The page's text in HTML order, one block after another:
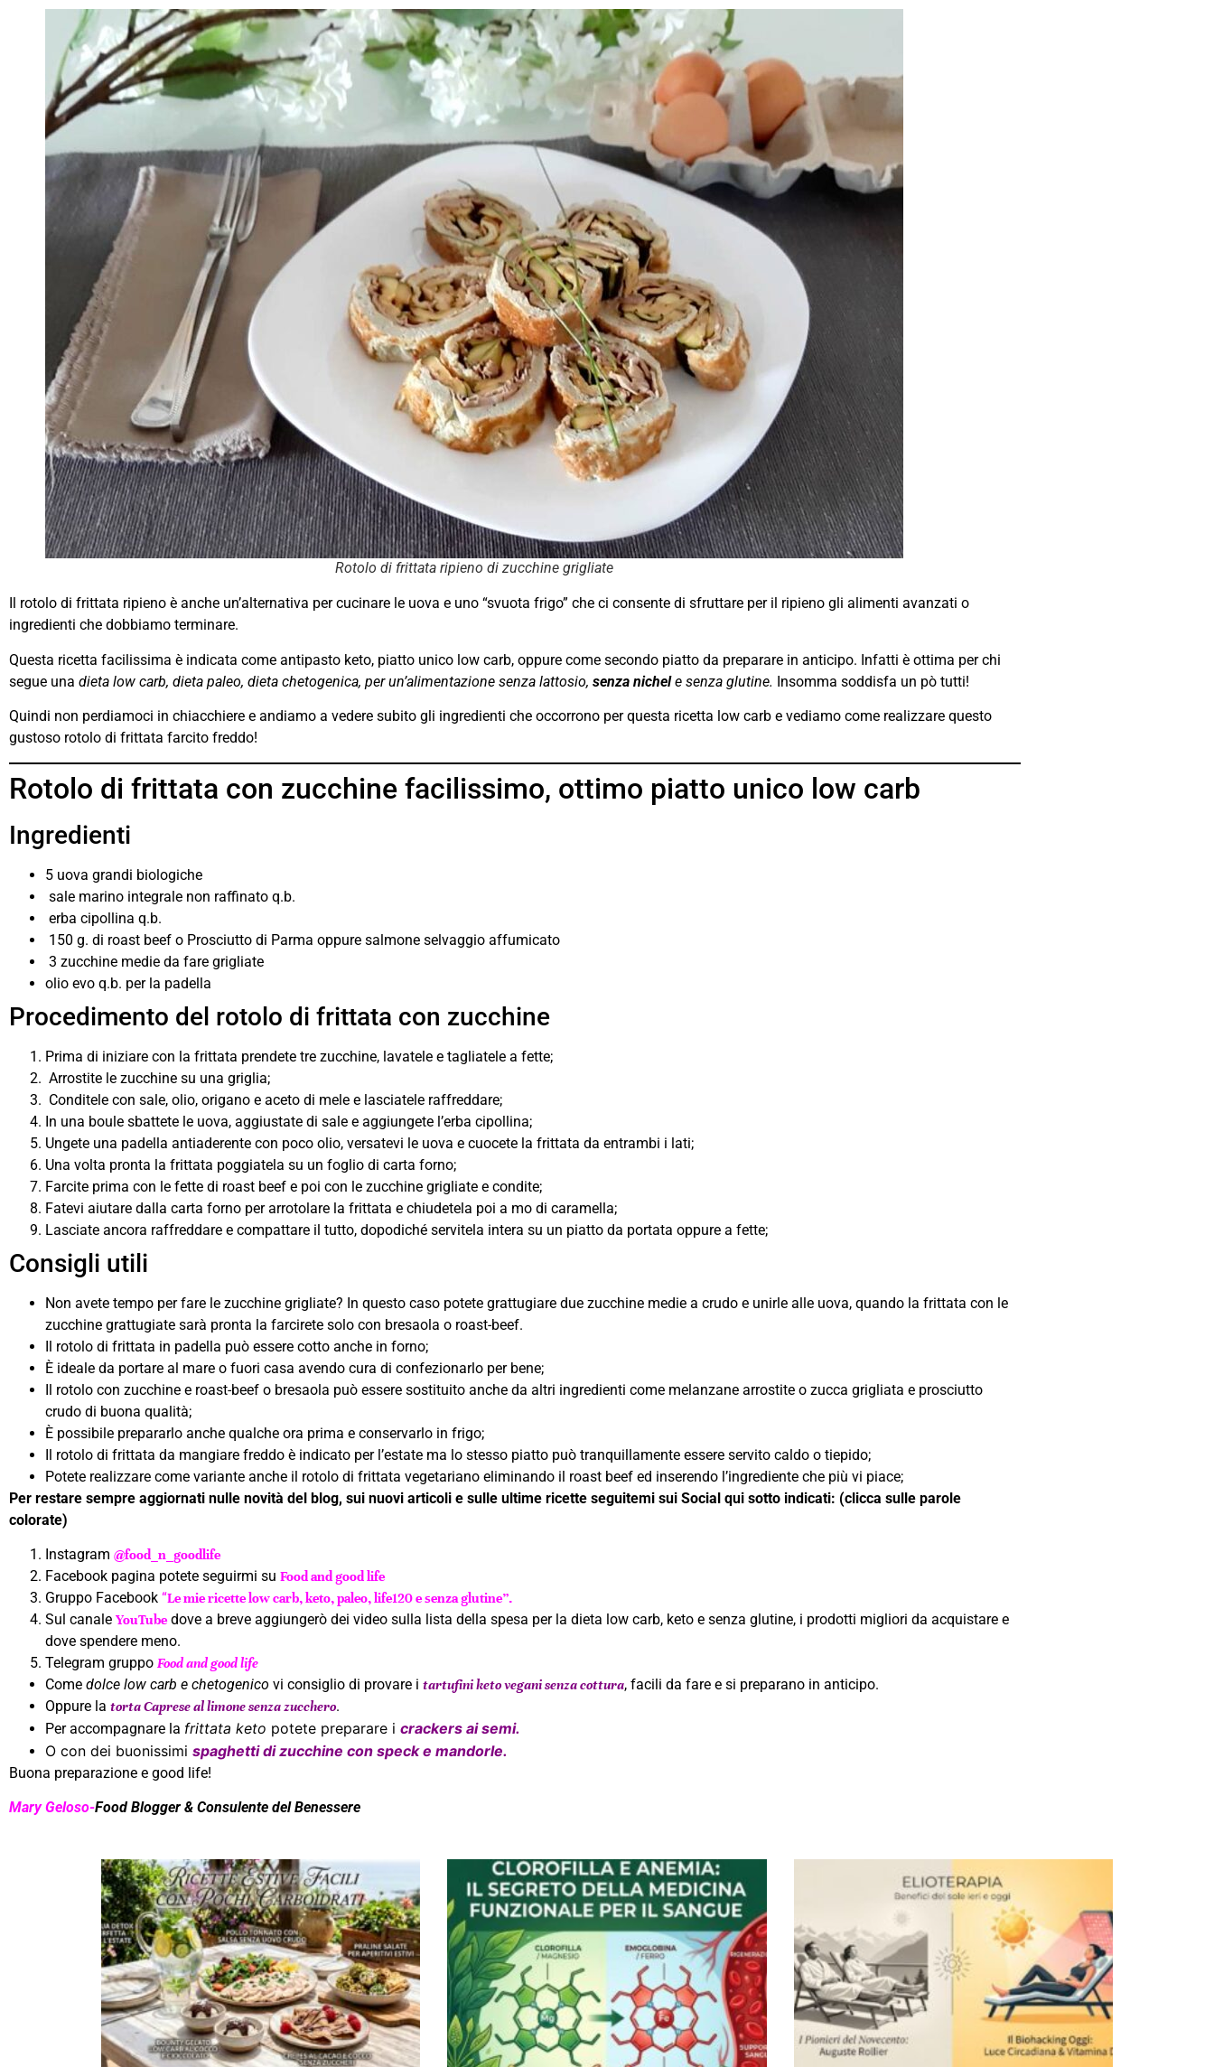
Rotolo di frittata ripieno di zucchine grigliate
Il rotolo di frittata ripieno è anche un’alternativa per cucinare le uova e uno “svuota frigo” che ci consente di sfruttare per il ripieno gli alimenti avanzati o
ingredienti che dobbiamo terminare.
Questa ricetta facilissima è indicata come antipasto keto, piatto unico low carb, oppure come secondo piatto da preparare in anticipo. Infatti è ottima per chi
segue una dieta low carb, dieta paleo, dieta chetogenica, per un’alimentazione senza lattosio, senza nichele senza glutine. Insomma soddisfa un pò tutti!
Quindi non perdiamoci in chiacchiere e andiamo a vedere subito gli ingredienti che occorrono per questa ricetta low carb e vediamo come realizzare questo
gustoso rotolo di frittata farcito freddo!
Rotolo di frittata con zucchine facilissimo, ottimo piatto unico low carb
Ingredienti
5 uova grandi biologiche
sale marino integrale non raffinato q.b.
erba cipollina q.b.
150 g. di roast beef o Prosciutto di Parma oppure salmone selvaggio affumicato
3 zucchine medie da fare grigliate
olio evo q.b. per la padella
Procedimento del rotolo di frittata con zucchine
Prima di iniziare con la frittata prendete tre zucchine, lavatele e tagliatele a fette;
Arrostite le zucchine su una griglia;
Conditele con sale, olio, origano e aceto di mele e lasciatele raffreddare;
In una boule sbattete le uova, aggiustate di sale e aggiungete l’erba cipollina;
Ungete una padella antiaderente con poco olio, versatevi le uova e cuocete la frittata da entrambi i lati;
Una volta pronta la frittata poggiatela su un foglio di carta forno;
Farcite prima con le fette di roast beef e poi con le zucchine grigliate e condite;
Fatevi aiutare dalla carta forno per arrotolare la frittata e chiudetela poi a mo di caramella;
Lasciate ancora raffreddare e compattare il tutto, dopodiché servitela intera su un piatto da portata oppure a fette;
Consigli utili
Non avete tempo per fare le zucchine grigliate? In questo caso potete grattugiare due zucchine medie a crudo e unirle alle uova, quando la frittata con le
zucchine grattugiate sarà pronta la farcirete solo con bresaola o roast-beef.
Il rotolo di frittata in padella può essere cotto anche in forno;
È ideale da portare al mare o fuori casa avendo cura di confezionarlo per bene;
Il rotolo con zucchine e roast-beef o bresaola può essere sostituito anche da altri ingredienti come melanzane arrostite o zucca grigliata e prosciutto
crudo di buona qualità;
È possibile prepararlo anche qualche ora prima e conservarlo in frigo;
Il rotolo di frittata da mangiare freddo è indicato per l’estate ma lo stesso piatto può tranquillamente essere servito caldo o tiepido;
Potete realizzare come variante anche il rotolo di frittata vegetariano eliminando il roast beef ed inserendo l’ingrediente che più vi piace;
Per restare sempre aggiornati nulle novità del blog, sui nuovi articoli e sulle ultime ricette seguitemi sui Social qui sotto indicati: (clicca sulle parole
colorate)
Instagram @food_n_goodlife
Facebook pagina potete seguirmi su Food and good life
Gruppo Facebook “Le mie ricette low carb, keto, paleo, life120 e senza glutine”.
Sul canale YouTube dove a breve aggiungerò dei video sulla lista della spesa per la dieta low carb, keto e senza glutine, i prodotti migliori da acquistare e
dove spendere meno.
Telegram gruppo Food and good life
Come dolce low carb e chetogenico vi consiglio di provare i tartufini keto vegani senza cottura, facili da fare e si preparano in anticipo.
Oppure la torta Caprese al limone senza zucchero.
Per accompagnare la frittata keto potete preparare i crackers ai semi.
O con dei buonissimi spaghetti di zucchine con speck e mandorle.
Buona preparazione e good life!
Mary Geloso-Food Blogger & Consulente del Benessere